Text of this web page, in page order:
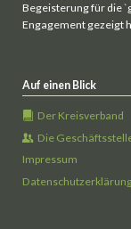
Begeisterung für die
Engagement gezeigt
Auf einen Blick
Der Kreisverband
Die
Impressum